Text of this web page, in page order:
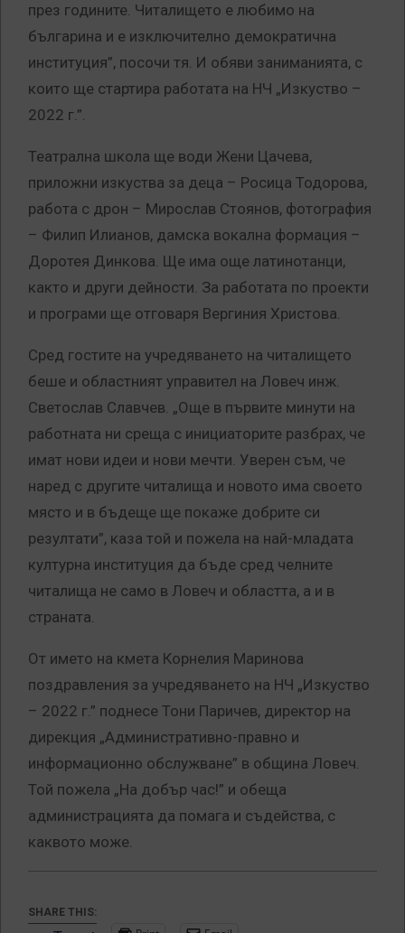
през годините. Читалището е любимо на
българина и е изключително демократична
институция”, посочи тя. И обяви заниманията, с
които ще стартира работата на НЧ „Изкуство –
2022 г.”.
Театрална школа ще води Жени Цачева,
приложни изкуства за деца – Росица Тодорова,
работа с дрон – Мирослав Стоянов, фотография
– Филип Илианов, дамска вокална формация –
Доротея Динкова. Ще има още латинотанци,
както и други дейности. За работата по проекти
и програми ще отговаря Вергиния Христова.
Сред гостите на учредяването на читалището
беше и областният управител на Ловеч инж.
Светослав Славчев. „Още в първите минути на
работната ни среща с инициаторите разбрах, че
имат нови идеи и нови мечти. Уверен съм, че
наред с другите читалища и новото има своето
място и в бъдеще ще покаже добрите си
резултати”, каза той и пожела на най-младата
културна институция да бъде сред челните
читалища не само в Ловеч и областта, а и в
страната.
От името на кмета Корнелия Маринова
поздравления за учредяването на НЧ „Изкуство
– 2022 г.” поднесе Тони Паричев, директор на
дирекция „Административно-правно и
информационно обслужване” в община Ловеч.
Той пожела „На добър час!” и обеща
администрацията да помага и съдейства, с
каквото може.
SHARE THIS: